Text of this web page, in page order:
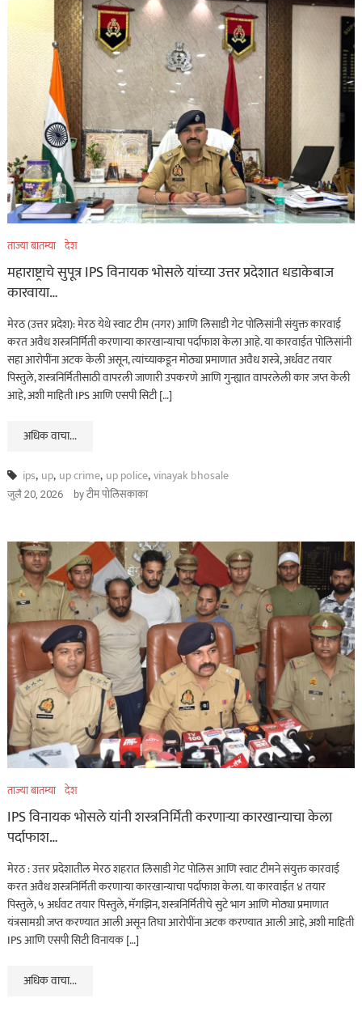
कायद्याचा बडगा
राज्यभरातून ‘पोलिस
स्टेशनची पायरी चढताना…’
या पुस्तकाला मोठी मागणी
जुलै 11, 2026
खरा गुन्हेगार कोण?
ताज्या बातम्या
हृदयद्रावक! पुणे शहरात
माणुसकीला काळिमा
फासणारी घटना…
ताज्या बातम्या धडाकेबाज
पुणे शहरातील पबमध्ये पार्टी
रंगली असतानाच पोलिसांची
अचानक धाड अन्…
ताज्या बातम्या देश
महाराष्ट्राचे सुपूत्र IPS विनायक भोसले यांच्या उत्तर प्रदेशात धडाकेबाज
कारवाया…
मेरठ (उत्तर प्रदेश): मेरठ येथे स्वाट टीम (नगर) आणि लिसाडी गेट पोलिसांनी संयुक्त कारवाई
करत अवैध शस्त्रनिर्मिती करणाऱ्या कारखान्याचा पर्दाफाश केला आहे. या कारवाईत पोलिसांनी
सहा आरोपींना अटक केली असून, त्यांच्याकडून मोठ्या प्रमाणात अवैध शस्त्रे, अर्धवट तयार
पिस्तुले, शस्त्रनिर्मितीसाठी वापरली जाणारी उपकरणे आणि गुन्ह्यात वापरलेली कार जप्त केली
आहे, अशी माहिती IPS आणि एसपी सिटी […]
अधिक वाचा...
ips, up, up crime, up police,vinayak bhosale
जुलै 20, 2026 byटीम पोलिसकाका
ताज्या बातम्या देश
IPS विनायक भोसले यांनी शस्त्रनिर्मिती करणाऱ्या कारखान्याचा केला
पर्दाफाश…
मेरठ : उत्तर प्रदेशातील मेरठ शहरात लिसाडी गेट पोलिस आणि स्वाट टीमने संयुक्त कारवाई
करत अवैध शस्त्रनिर्मिती करणाऱ्या कारखान्याचा पर्दाफाश केला. या कारवाईत ४ तयार
पिस्तुले, ५ अर्धवट तयार पिस्तुले, मॅगझिन, शस्त्रनिर्मितीचे सुटे भाग आणि मोठ्या प्रमाणात
यंत्रसामग्री जप्त करण्यात आली असून तिघा आरोपींना अटक करण्यात आली आहे, अशी माहिती
IPS आणि एसपी सिटी विनायक […]
अधिक वाचा...